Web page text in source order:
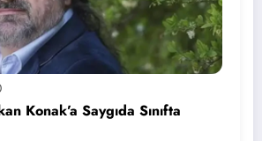
Konak’a Saygıda Sınıfta